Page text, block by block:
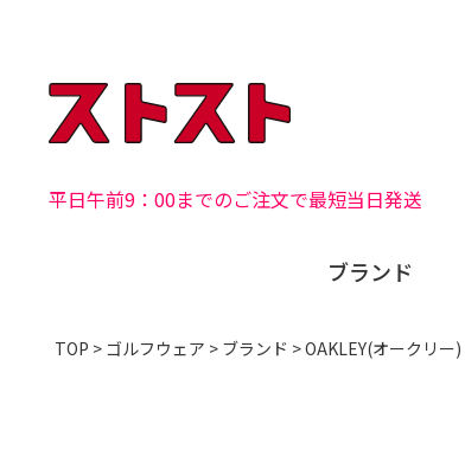
平日午前9：00までのご注文で最短当日発送
ブランド
TOP > ゴルフウェア > ブランド >OAKLEY(オークリー)